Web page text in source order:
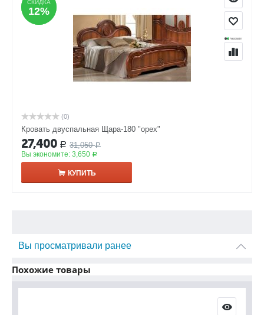
СКИДКА
12%
СКИДКА
12%
(0)
Кровать двуспальная Щара-180 "орех"
27,400 Р 31,050 Р
Вы экономите: 3,650 Р
КУПИТЬ
Вы просматривали ранее
Похожие товары